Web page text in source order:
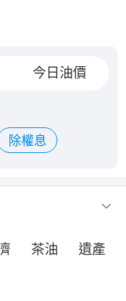
今日油價
除權息
茶油 遺產